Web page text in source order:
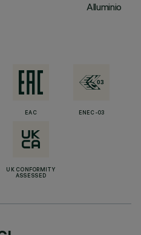
Alluminio
EAC ENEC-03
UK CONFORMITY
ASSESSED